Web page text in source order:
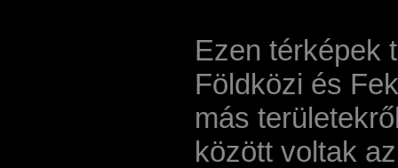
Ezen térképek
Földközi és
más
között voltak